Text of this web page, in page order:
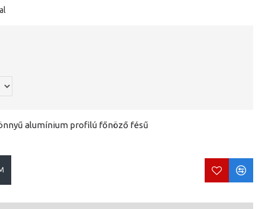
alumínium profilú főnöző fésű